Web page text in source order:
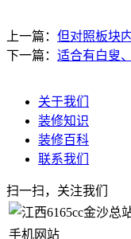
上一篇： 但对照板块
下一篇： 适合有白叟
关于我们
装修知识
装修百科
联系我们
扫一扫，关注我们
手机网站